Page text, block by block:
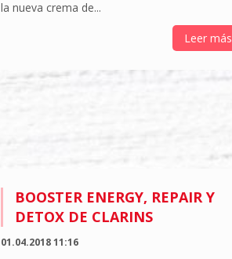
la nueva crema de...
Leer más
BOOSTER ENERGY, REPAIR Y
DETOX DE CLARINS
01.04.2018 11:16